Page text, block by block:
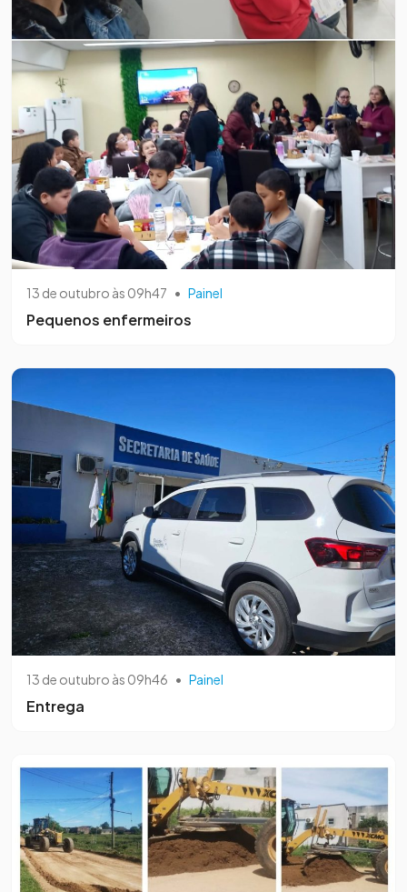
13 de outubro às 09h47 • Painel
Pequenos enfermeiros
13 de outubro às 09h46 • Painel
Entrega